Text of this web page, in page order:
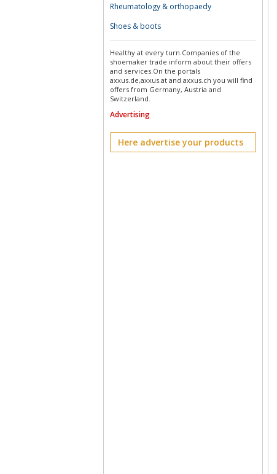
Rheumatology & orthopaedy
Shoes & boots
Healthy at every turn.Companies of the
shoemaker trade inform about their offers
and services.On the portals
axxus.de,axxus.at and axxus.ch you will find
offers from Germany, Austria and
Switzerland.
Advertising
Here advertise your products